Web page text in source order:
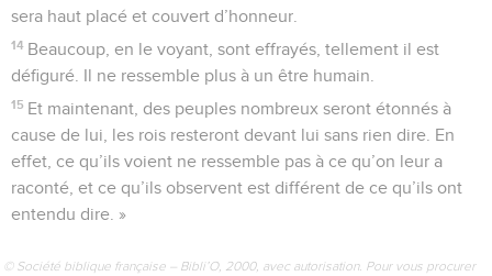
sera haut placé et couvert d’honneur.
14 Beaucoup, en le voyant, sont effrayés, tellement il est
défiguré. Il ne ressemble plus à un être humain.
15 Et maintenant, des peuples nombreux seront étonnés à
cause de lui, les rois resteront devant lui sans rien dire. En
effet, ce qu’ils voient ne ressemble pas à ce qu’on leur a
raconté, et ce qu’ils observent est différent de ce qu’ils ont
entendu dire. »
© Société biblique française – Bibli’O, 2000, avec autorisation. Pour vous procurer